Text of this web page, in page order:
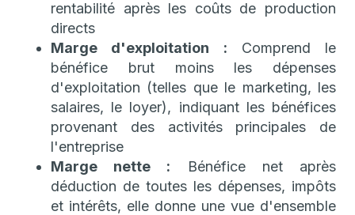
rentabilité après les coûts de production
directs
Marge d'exploitation : Comprend le
bénéfice brut moins les dépenses
d'exploitation (telles que le marketing, les
salaires, le loyer), indiquant les bénéfices
provenant des activités principales de
l'entreprise
Marge nette : Bénéfice net après
déduction de toutes les dépenses, impôts
et intérêts, elle donne une vue d'ensemble